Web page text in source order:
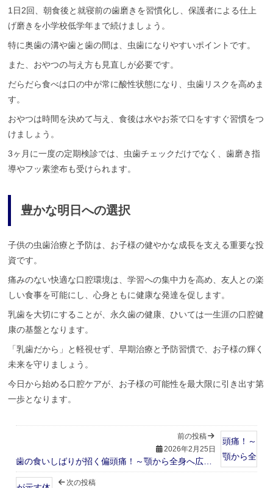
1日2回、朝食後と就寝前の歯磨きを習慣化し、保護者による仕上
げ磨きを小学校低学年まで続けましょう。
特に奥歯の溝や歯と歯の間は、虫歯になりやすいポイントです。
また、おやつの与え方も見直しが必要です。
だらだら食べは口の中が常に酸性状態になり、虫歯リスクを高めま
す。
おやつは時間を決めて与え、食後は水やお茶で口をすすぐ習慣をつ
けましょう。
3ヶ月に一度の定期検診では、虫歯チェックだけでなく、歯磨き指
導やフッ素塗布も受けられます。
豊かな明日への選択
子供の虫歯治療と予防は、お子様の健やかな成長を支える重要な投
資です。
痛みのない快適な口腔環境は、学習への集中力を高め、友人との楽
しい食事を可能にし、心身ともに健康な発達を促します。
乳歯を大切にすることが、永久歯の健康、ひいては一生涯の口腔健
康の基盤となります。
「乳歯だから」と軽視せず、早期治療と予防習慣で、お子様の輝く
未来を守りましょう。
今日から始める口腔ケアが、お子様の可能性を最大限に引き出す第
一歩となります。
前の投稿
2026年2月25日
歯の食いしばりが招く偏頭痛！～顎から全身へ広がる痛みの連鎖～
次の投稿